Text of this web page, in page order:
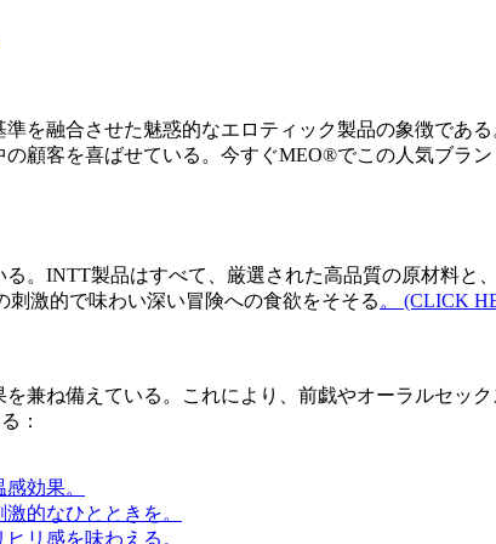
を融合させた魅惑的なエロティック製品の象徴であ
顧客を喜ばせている。今すぐMEO®でこの人気ブラ
。INTT製品はすべて、厳選された高品質の原材料と
激的で味わい深い冒険への食欲をそそる 。 (CLICK
兼ね備えている。これにより、前戯やオーラルセッ
：
効果。
的なひとときを。
リ感を味わえる。